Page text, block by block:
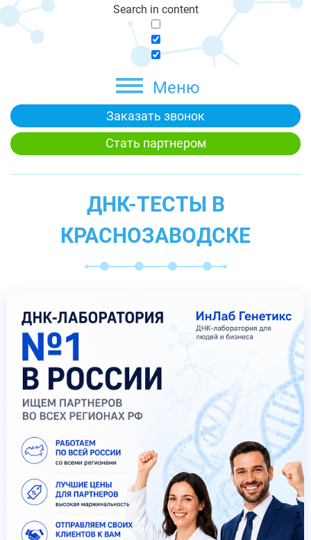
Search in content
Меню
Заказать звонок
Стать партнером
ДНК-ТЕСТЫ В
КРАСНОЗАВОДСКЕ